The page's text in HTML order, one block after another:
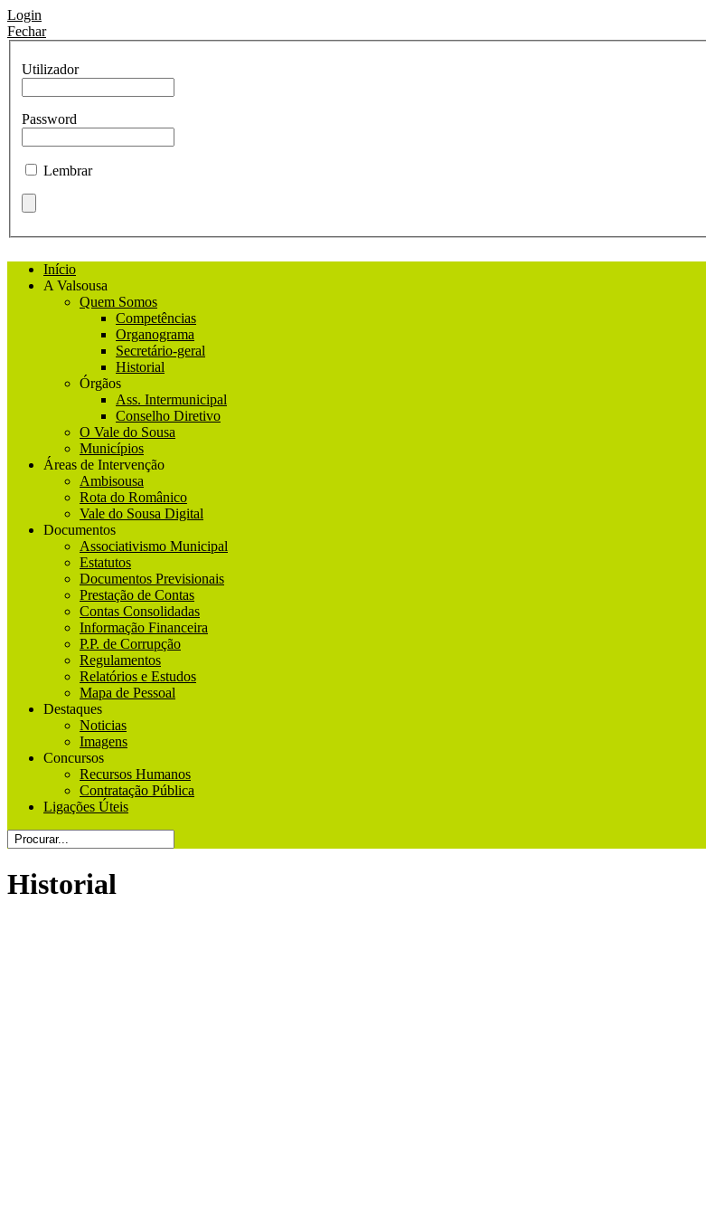
Login
Fechar
Utilizador
Password
Lembrar
Início
A Valsousa
Quem Somos
Competências
Organograma
Secretário-geral
Historial
Órgãos
Ass. Intermunicipal
Conselho Diretivo
O Vale do Sousa
Municípios
Áreas de Intervenção
Ambisousa
Rota do Românico
Vale do Sousa Digital
Documentos
Associativismo Municipal
Estatutos
Documentos Previsionais
Prestação de Contas
Contas Consolidadas
Informação Financeira
P.P. de Corrupção
Regulamentos
Relatórios e Estudos
Mapa de Pessoal
Destaques
Noticias
Imagens
Concursos
Recursos Humanos
Contratação Pública
Ligações Úteis
Historial